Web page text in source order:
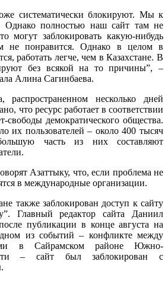
систематически блокируют. Мы к
Однако полностью наш сайт там не
могут заблокировать какую-нибудь
не понравится. Однако в целом в
работать легче, чем в Казахстане. В
без всякой на то причины”, –
Алина Сагинбаева.
распространенном несколько дней
что ресурс работает в соответствии
свободы демократического общества.
их пользователей – около 400 тысяч
часть из них составляют
Азаттыку, что, если проблема не
в международные организации.
также заблокирован доступ к сайту
Главный редактор сайта Даниил
публикации в конце августа на
из событий – конфликте между
в Сайрамском районе Южно-
– сайт был заблокирован с